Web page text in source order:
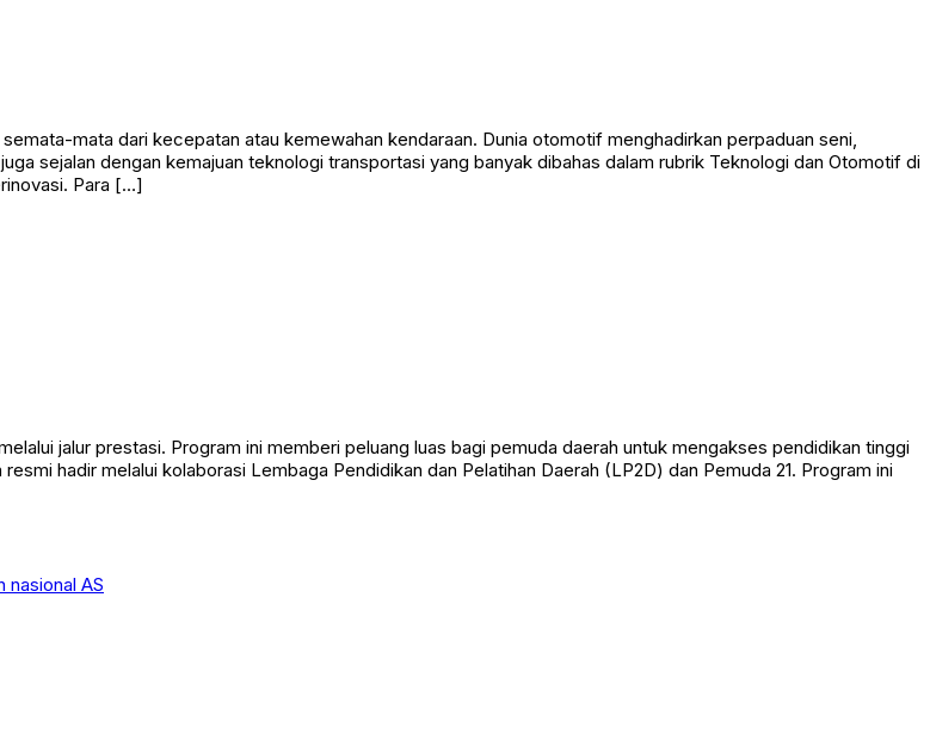
mata dari kecepatan atau kemewahan kendaraan. Dunia otomotif menghadirkan perpaduan seni,
sejalan dengan kemajuan teknologi transportasi yang banyak dibahas dalam rubrik Teknologi dan Otomotif di
Para […]
jalur prestasi. Program ini memberi peluang luas bagi pemuda daerah untuk mengakses pendidikan tinggi
hadir melalui kolaborasi Lembaga Pendidikan dan Pelatihan Daerah (LP2D) dan Pemuda 21. Program ini